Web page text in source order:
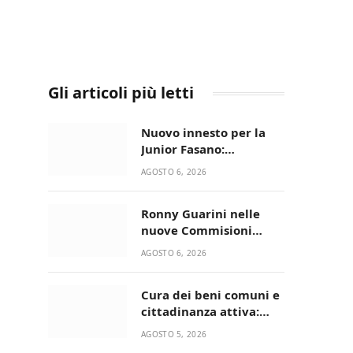
Gli articoli più letti
Nuovo innesto per la
Junior Fasano:
ingaggiato il
AGOSTO 6, 2026
Ronny Guarini nelle
nuove Commisioni
Acisport
AGOSTO 6, 2026
Cura dei beni comuni e
cittadinanza attiva:
online l’avviso per la
AGOSTO 5, 2026